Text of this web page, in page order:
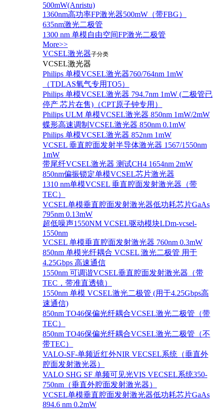
500mW(Anristu)
1360nm高功率FP激光器500mW（带FBG）
635nm激光二极管
1300 nm 单模自由空间FP激光二极管
More>>
VCSEL激光器子分类
VCSEL激光器
Philips 单模VCSEL激光器760/764nm 1mW
（TDLAS氧气专用TO5）
Philips 单模VCSEL激光器 794.7nm 1mW (二极管已
停产 芯片在售)（CPT原子钟专用）
Philips ULM 单模VCSEL激光器 850nm 1mW/2mW
蝶形高速调制VCSEL激光器 850nm 0.1mW
Philips 单模VCSEL激光器 852nm 1mW
VCSEL 垂直腔面发射半导体激光器 1567/1550nm
1mW
带尾纤VCSEL激光器 测试CH4 1654nm 2mW
850nm偏振锁定单模VCSEL芯片激光器
1310 nm单模VCSEL 垂直腔面发射激光器（带
TEC）
VCSEL单模垂直腔面发射激光器低功耗芯片GaAs
795nm 0.13mW
超低噪声1550NM VCSEL驱动模块LDm-vcsel-
1550nm
VCSEL 单模垂直腔面发射激光器 760nm 0.3mW
850nm 单模光纤耦合 VCSEL 激光二极管 用于
4.25Gbps 高速通信
1550nm 可调谐VCSEL垂直腔面发射激光器（带
TEC，带准直透镜）
1550nm 单模 VCSEL激光二极管 (用于4.25Gbps高
速通信)
850nm TO46保偏光纤耦合VCSEL激光二极管（带
TEC）
850nm TO46保偏光纤耦合VCSEL激光二极管（不
带TEC）
VALO-SF-单频近红外NIR VECSEL系统（垂直外
腔面发射激光器）
VALO SHG SF 单频可见光VIS VECSEL系统350-
750nm（垂直外腔面发射激光器）
VCSEL单模垂直腔面发射激光器低功耗芯片GaAs
894.6 nm 0.2mW